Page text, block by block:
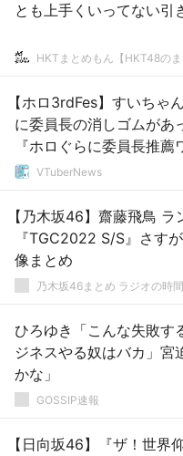
とも上手くいってない引
HKTまとめもん【HKT48のま
【ホロ3rdFes】すいちゃ
に委員長の消しゴムがあ
『ホロぐらに委員長推薦
VTuberNews
【乃木坂46】齋藤飛鳥
『TGC2022 S/S』さす
像まとめ
乃木坂46まとめ ラジオの時間
ひろゆき「こんな失敗す
ジネスやる奴はバカ」宮
かな」
GOSSIP速報
【日向坂46】『ザ！世界